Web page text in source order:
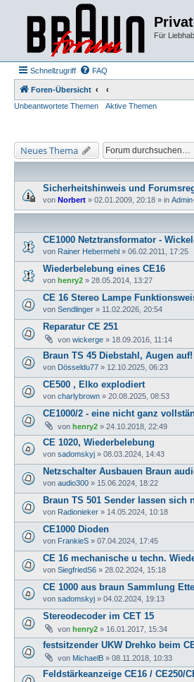
Für
Schnellzugriff FAQ
Foren-Übersicht
Unbeantwortete Themen
Aktive Themen
Neues Thema
Sicherheitshinweis und
von Norbert » 02.01.2009, 20:18 » in
CE1000 Netztransformator -
von Rainer Hebermehl » 06.02.2011, 17:25
Wiederbelebung eines CE16
von henry2 » 28.05.2014, 13:27
CE 16 Stereo Lampe
von Sendlinger » 11.02.2026, 20:54
Reparatur CE 251
von wickerge » 18.09.2016, 11:14
Braun TS 45 Diebstahl, Augen auf!
von Dösseldu77 » 12.10.2025, 06:23
CE500 , Elko explodiert
von charlybrown » 20.08.2025, 08:53
CE1000/2 - eine nicht ganz
von henry2 » 24.10.2018, 22:49
CE 1020, Wiederbelebung
von sadomskyj » 08.03.2024, 14:43
Netzschalter Ausbauen Braun
von audio300 » 15.06.2024, 18:22
Braun TS 501 Sender lassen
von Radionieker » 14.05.2024, 10:18
CE1000 Dioden
von FrankieS » 07.04.2024, 17:45
CE 16 mechanische u techn.
von SiegfriedS6 » 28.02.2024, 15:18
CE 1000 aus braun Sammlung Ettel
von sadomskyj » 04.02.2024, 19:13
Stereodecoder im CET 15
von henry2 » 16.01.2017, 15:34
festsitzender UKW Drehko beim
von MichaelB » 08.11.2018, 10:33
Feldstärkeanzeige CE16 / CE250/